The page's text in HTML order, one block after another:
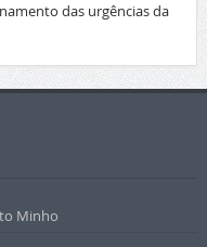
das urgências da
Minho